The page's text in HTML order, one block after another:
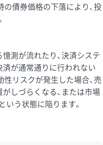
債券価格の下落により、投
測が流れたり、決済システ
済が通常通りに行われない
リスクが発生した場合、売
しづらくなる、または市場
いう状態に陥ります。